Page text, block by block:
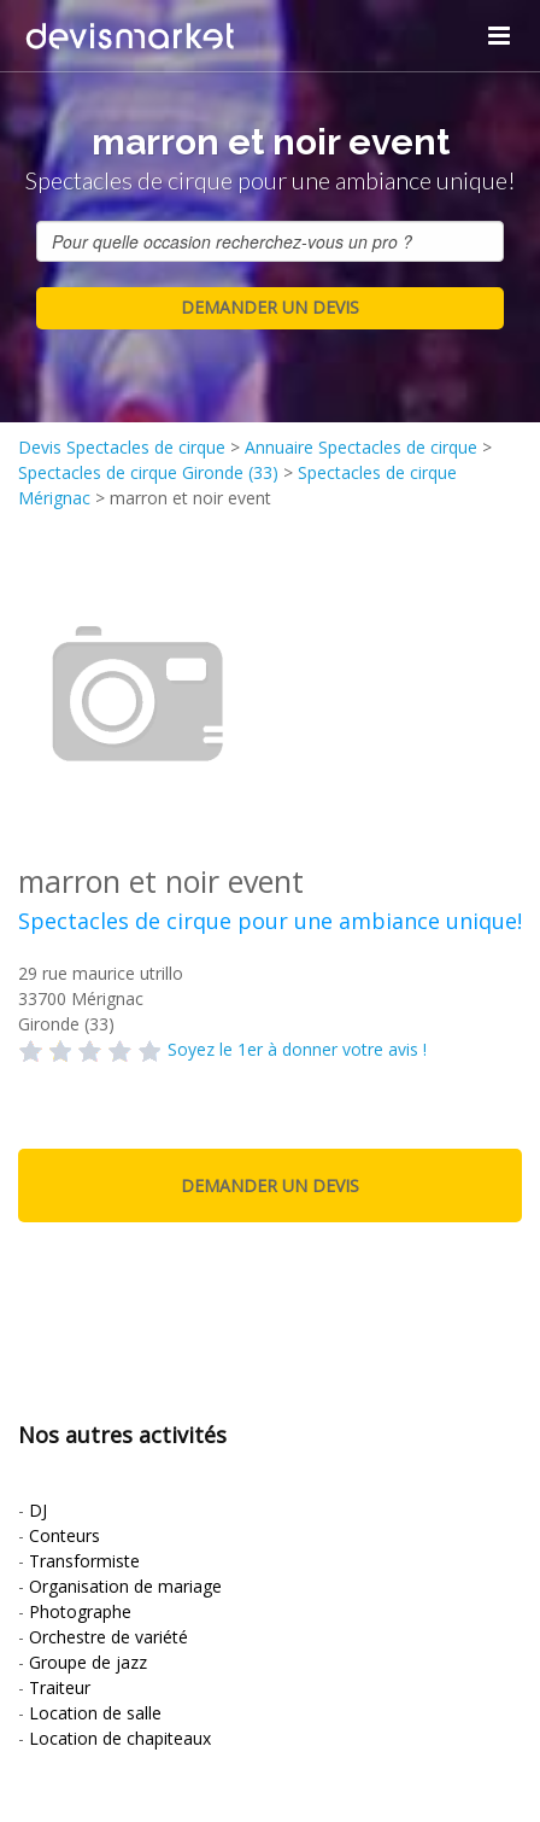
marron et noir event
Spectacles de cirque pour une ambiance unique!
Devis Spectacles de cirque > Annuaire Spectacles de cirque >
Spectacles de cirque Gironde (33) > Spectacles de cirque
Mérignac > marron et noir event
marron et noir event
Spectacles de cirque pour une ambiance unique!
29 rue maurice utrillo
33700 Mérignac
Gironde (33)
Soyez le 1er à donner votre avis !
Nos autres activités
- DJ
- Conteurs
- Transformiste
- Organisation de mariage
- Photographe
- Orchestre de variété
- Groupe de jazz
- Traiteur
- Location de salle
- Location de chapiteaux